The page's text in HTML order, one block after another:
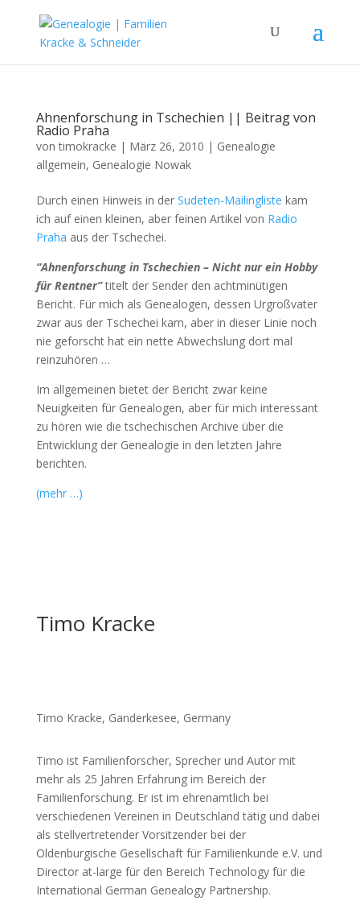
Ahnenforschung in Tschechien || Beitrag von
Radio Praha
vontimokracke | März 26, 2010 | Genealogie
allgemein, Genealogie Nowak
Durch einen Hinweis in der Sudeten-Mailingliste kam
ich auf einen kleinen, aber feinen Artikel von Radio
Praha aus der Tschechei.
“Ahnenforschung in Tschechien – Nicht nur ein Hobby
für Rentner”titelt der Sender den achtminütigen
Bericht. Für mich als Genealogen, dessen Urgroßvater
zwar aus der Tschechei kam, aber in dieser Linie noch
nie geforscht hat ein nette Abwechslung dort mal
reinzuhören …
Im allgemeinen bietet der Bericht zwar keine
Neuigkeiten für Genealogen, aber für mich interessant
zu hören wie die tschechischen Archive über die
Entwicklung der Genealogie in den letzten Jahre
berichten.
(mehr …)
Timo Kracke
Timo Kracke, Ganderkesee, Germany
Timo ist Familienforscher, Sprecher und Autor mit
mehr als 25 Jahren Erfahrung im Bereich der
Familienforschung. Er ist im ehrenamtlich bei
verschiedenen Vereinen in Deutschland tätig und dabei
als stellvertretender Vorsitzender bei der
Oldenburgische Gesellschaft für Familienkunde e.V. und
Director at-large für den Bereich Technology für die
International German Genealogy Partnership.